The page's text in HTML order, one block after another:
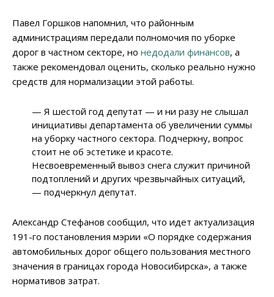
Павел Горшков напомнил, что районным
администрациям передали полномочия по уборке
дорог в частном секторе, но недодали финансов, а
также рекомендовал оценить, сколько реально нужно
средств для нормализации этой работы.
— Я шестой год депутат — и ни разу не слышал
инициативы департамента об увеличении суммы
на уборку частного сектора. Подчеркну, вопрос
стоит не об эстетике и красоте.
Несвоевременный вывоз снега служит причиной
подтоплений и других чрезвычайных ситуаций,
— подчеркнул депутат.
Александр Стефанов сообщил, что идет актуализация
191-го постановления мэрии «О порядке содержания
автомобильных дорог общего пользования местного
значения в границах города Новосибирска», а также
нормативов затрат.